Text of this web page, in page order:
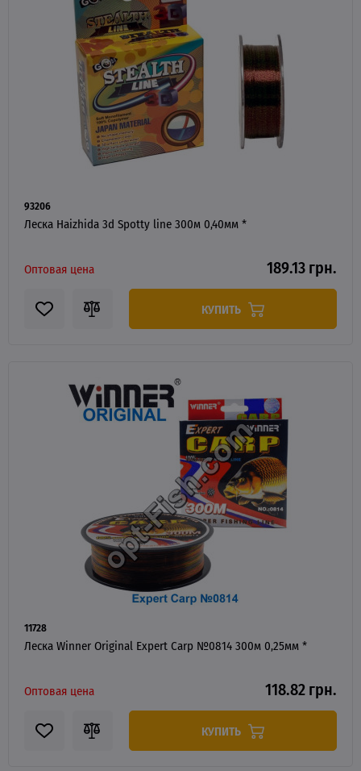
93206
Леска Haizhida 3d Spotty line 300м 0,40мм *
Оптовая цена 189.13 грн.
КУПИТЬ
11728
Леска Winner Original Expert Carp №0814 300м 0,25мм *
Оптовая цена 118.82 грн.
КУПИТЬ